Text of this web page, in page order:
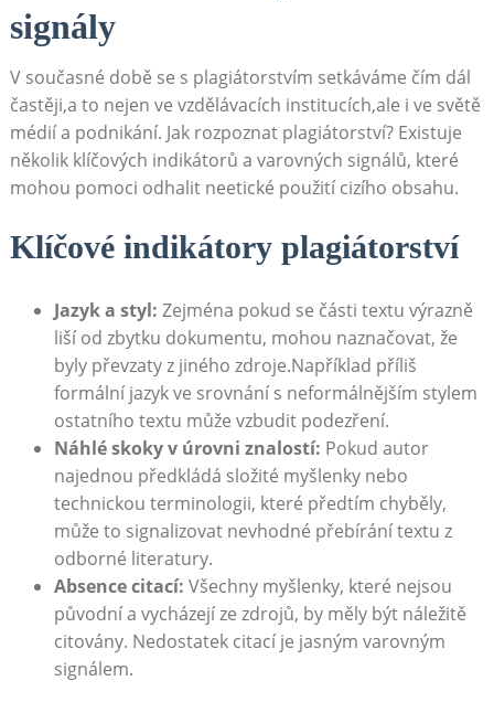
signály
V současné době se s plagiátorstvím setkáváme čím dál
častěji,a to nejen ve vzdělávacích institucích,ale i ve světě
médií a podnikání. Jak rozpoznat plagiátorství? Existuje
několik klíčových indikátorů a varovných signálů, které
mohou pomoci odhalit neetické použití cizího obsahu.
Klíčové indikátory plagiátorství
Jazyk a styl: Zejména pokud se části textu výrazně
liší od zbytku dokumentu, mohou naznačovat, že
byly převzaty z jiného zdroje.Například příliš
formální jazyk ve srovnání s neformálnějším stylem
ostatního textu může vzbudit podezření.
Náhlé skoky v úrovni znalostí: Pokud autor
najednou předkládá složité myšlenky nebo
technickou terminologii, které předtím chyběly,
může to signalizovat nevhodné přebírání textu z
odborné literatury.
Absence citací: Všechny myšlenky, které nejsou
původní a vycházejí ze zdrojů, by měly být náležitě
citovány. Nedostatek citací je jasným varovným
signálem.